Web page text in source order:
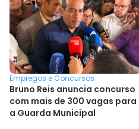
Empregos e Concursos
Bruno Reis anuncia concurso
com mais de 300 vagas para
a Guarda Municipal